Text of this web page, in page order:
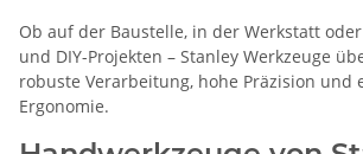
Ob auf der Baustelle, in der Werkstatt
und DIY-Projekten – Stanley Werkzeuge
robuste Verarbeitung, hohe Präzision und
Ergonomie.